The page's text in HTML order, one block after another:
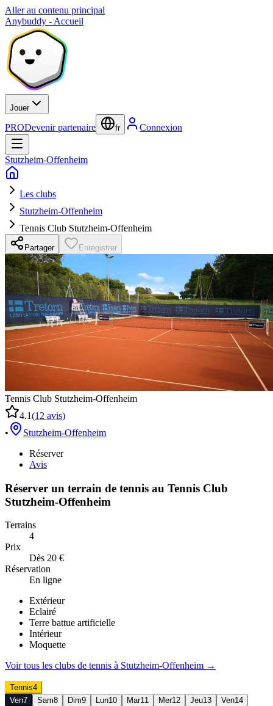
Aller au contenu principal
Anybuddy - Accueil
Jouer
PRODevenir partenaire fr Connexion
Stutzheim-Offenheim
Les clubs
Stutzheim-Offenheim
Tennis Club Stutzheim-Offenheim
Partager Enregistrer
Tennis Club Stutzheim-Offenheim
4.1(12 avis)
•
Stutzheim-Offenheim
Réserver
Avis
Réserver un terrain de tennis au Tennis Club
Stutzheim-Offenheim
Terrains
4
Prix
Dès 20 €
Réservation
En ligne
Extérieur
Eclairé
Terre battue artificielle
Intérieur
Moquette
Voir tous les clubs de tennis à Stutzheim-Offenheim →
Tennis4
Ven7 Sam8 Dim9 Lun10 Mar11 Mer12 Jeu13 Ven14